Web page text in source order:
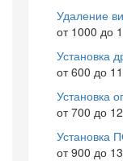
Удаление
от 1000 до
Установка
от 600 до
Установка
от 700 до
Установка
от 900 до